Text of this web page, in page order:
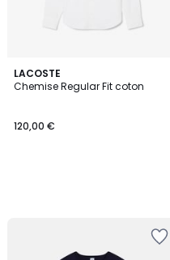
LACOSTE
Chemise Regular Fit coton
120,00 €